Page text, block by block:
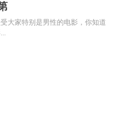
，他们从来没有放
大家特别是男性的电影，你知道